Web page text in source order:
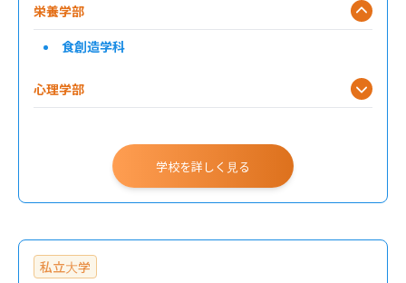
栄養学部
食創造学科
心理学部
学校を詳しく見る
私立大学